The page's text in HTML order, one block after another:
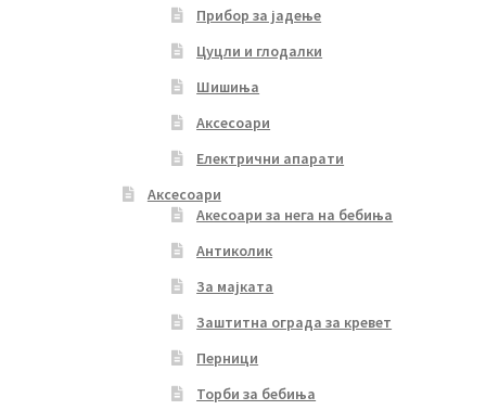
Прибор за јадење
Цуцли и глодалки
Шишиња
Аксесоари
Електрични апарати
Аксесоари
Акесоари за нега на бебиња
Антиколик
За мајката
Заштитна ограда за кревет
Перници
Торби за бебиња